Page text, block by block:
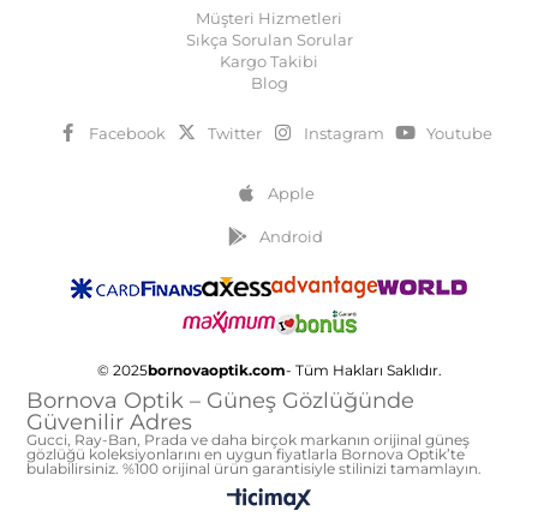
Müşteri Hizmetleri
Sıkça Sorulan Sorular
Kargo Takibi
Blog
Facebook Twitter Instagram Youtube
Apple
Android
© 2025bornovaoptik.com- Tüm Hakları Saklıdır.
Bornova Optik – Güneş Gözlüğünde
Güvenilir Adres
Gucci, Ray-Ban, Prada ve daha birçok markanın orijinal güneş
gözlüğü koleksiyonlarını en uygun fiyatlarla Bornova Optik’te
bulabilirsiniz. %100 orijinal ürün garantisiyle stilinizi tamamlayın.